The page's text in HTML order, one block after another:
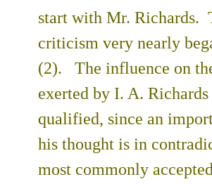
start with Mr. Richards.
criticism very nearly
(2). The influence on
exerted by I. A. Richards
qualified, since an
his thought is in
most commonly